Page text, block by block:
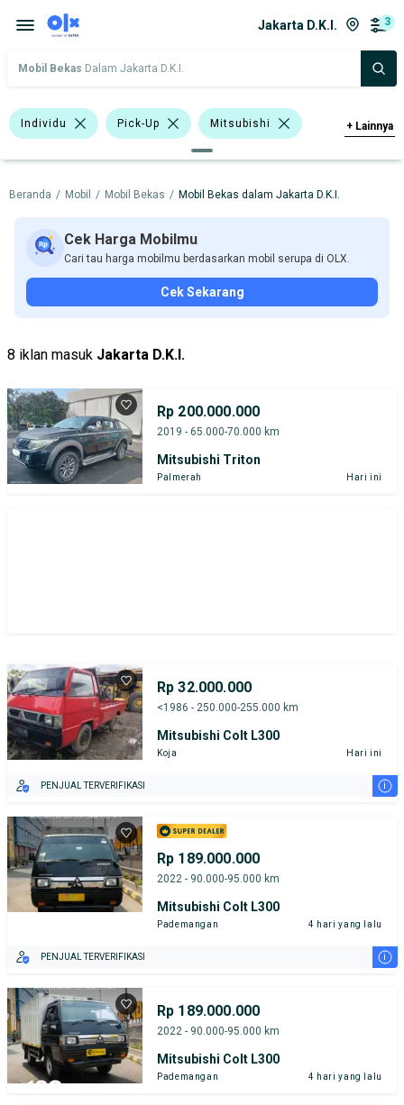
Jakarta D.K.I. 3
Mobil Bekas Dalam Jakarta D.K.I.
Individu Pick-Up Mitsubishi
Harga Merek Dan Model Tahun
Tipe Bodi Tipe Membership
+ Lainnya
Beranda / Mobil / Mobil Bekas / Mobil Bekas dalam Jakarta D.K.I.
Cek Harga Mobilmu
Cari tau harga mobilmu berdasarkan mobil serupa di OLX.
Cek Sekarang
8 iklan masuk Jakarta D.K.I.
Rp 200.000.000
2019 - 65.000-70.000 km
Mitsubishi Triton
Palmerah Hari ini
Rp 32.000.000
<1986 - 250.000-255.000 km
Mitsubishi Colt L300
Koja Hari ini
PENJUAL TERVERIFIKASI i
Rp 189.000.000
2022 - 90.000-95.000 km
Mitsubishi Colt L300
Pademangan 4 hari yang lalu
PENJUAL TERVERIFIKASI i
Rp 189.000.000
2022 - 90.000-95.000 km
Mitsubishi Colt L300
Pademangan 4 hari yang lalu